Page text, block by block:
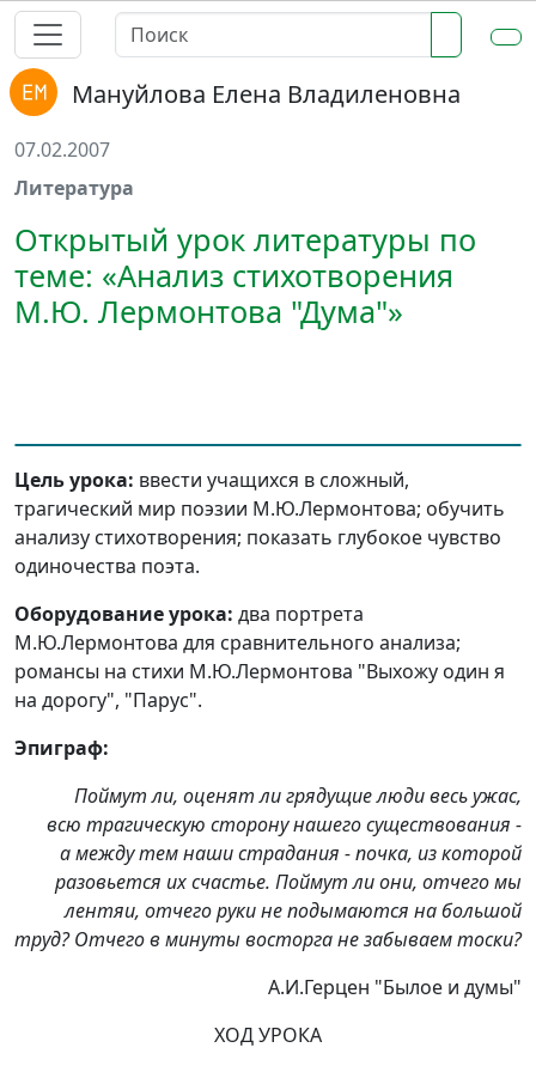
Мануйлова Елена Владиленовна
07.02.2007
Литература
Открытый урок литературы по
теме: «Анализ стихотворения
М.Ю. Лермонтова "Дума"»
Цель урока: ввести учащихся в сложный,
трагический мир поэзии М.Ю.Лермонтова; обучить
анализу стихотворения; показать глубокое чувство
одиночества поэта.
Оборудование урока: два портрета
М.Ю.Лермонтова для сравнительного анализа;
романсы на стихи М.Ю.Лермонтова "Выхожу один я
на дорогу", "Парус".
Эпиграф:
Поймут ли, оценят ли грядущие люди весь ужас,
всю трагическую сторону нашего существования -
а между тем наши страдания - почка, из которой
разовьется их счастье. Поймут ли они, отчего мы
лентяи, отчего руки не подымаются на большой
труд? Отчего в минуты восторга не забываем тоски?
А.И.Герцен "Былое и думы"
ХОД УРОКА